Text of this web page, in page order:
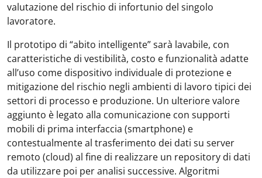
valutazione del rischio di infortunio del singolo
lavoratore.
Il prototipo di “abito intelligente” sarà lavabile, con
caratteristiche di vestibilità, costo e funzionalità adatte
all’uso come dispositivo individuale di protezione e
mitigazione del rischio negli ambienti di lavoro tipici dei
settori di processo e produzione. Un ulteriore valore
aggiunto è legato alla comunicazione con supporti
mobili di prima interfaccia (smartphone) e
contestualmente al trasferimento dei dati su server
remoto (cloud) al fine di realizzare un repository di dati
da utilizzare poi per analisi successive. Algoritmi